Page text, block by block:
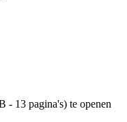
- 13 pagina's) te openen